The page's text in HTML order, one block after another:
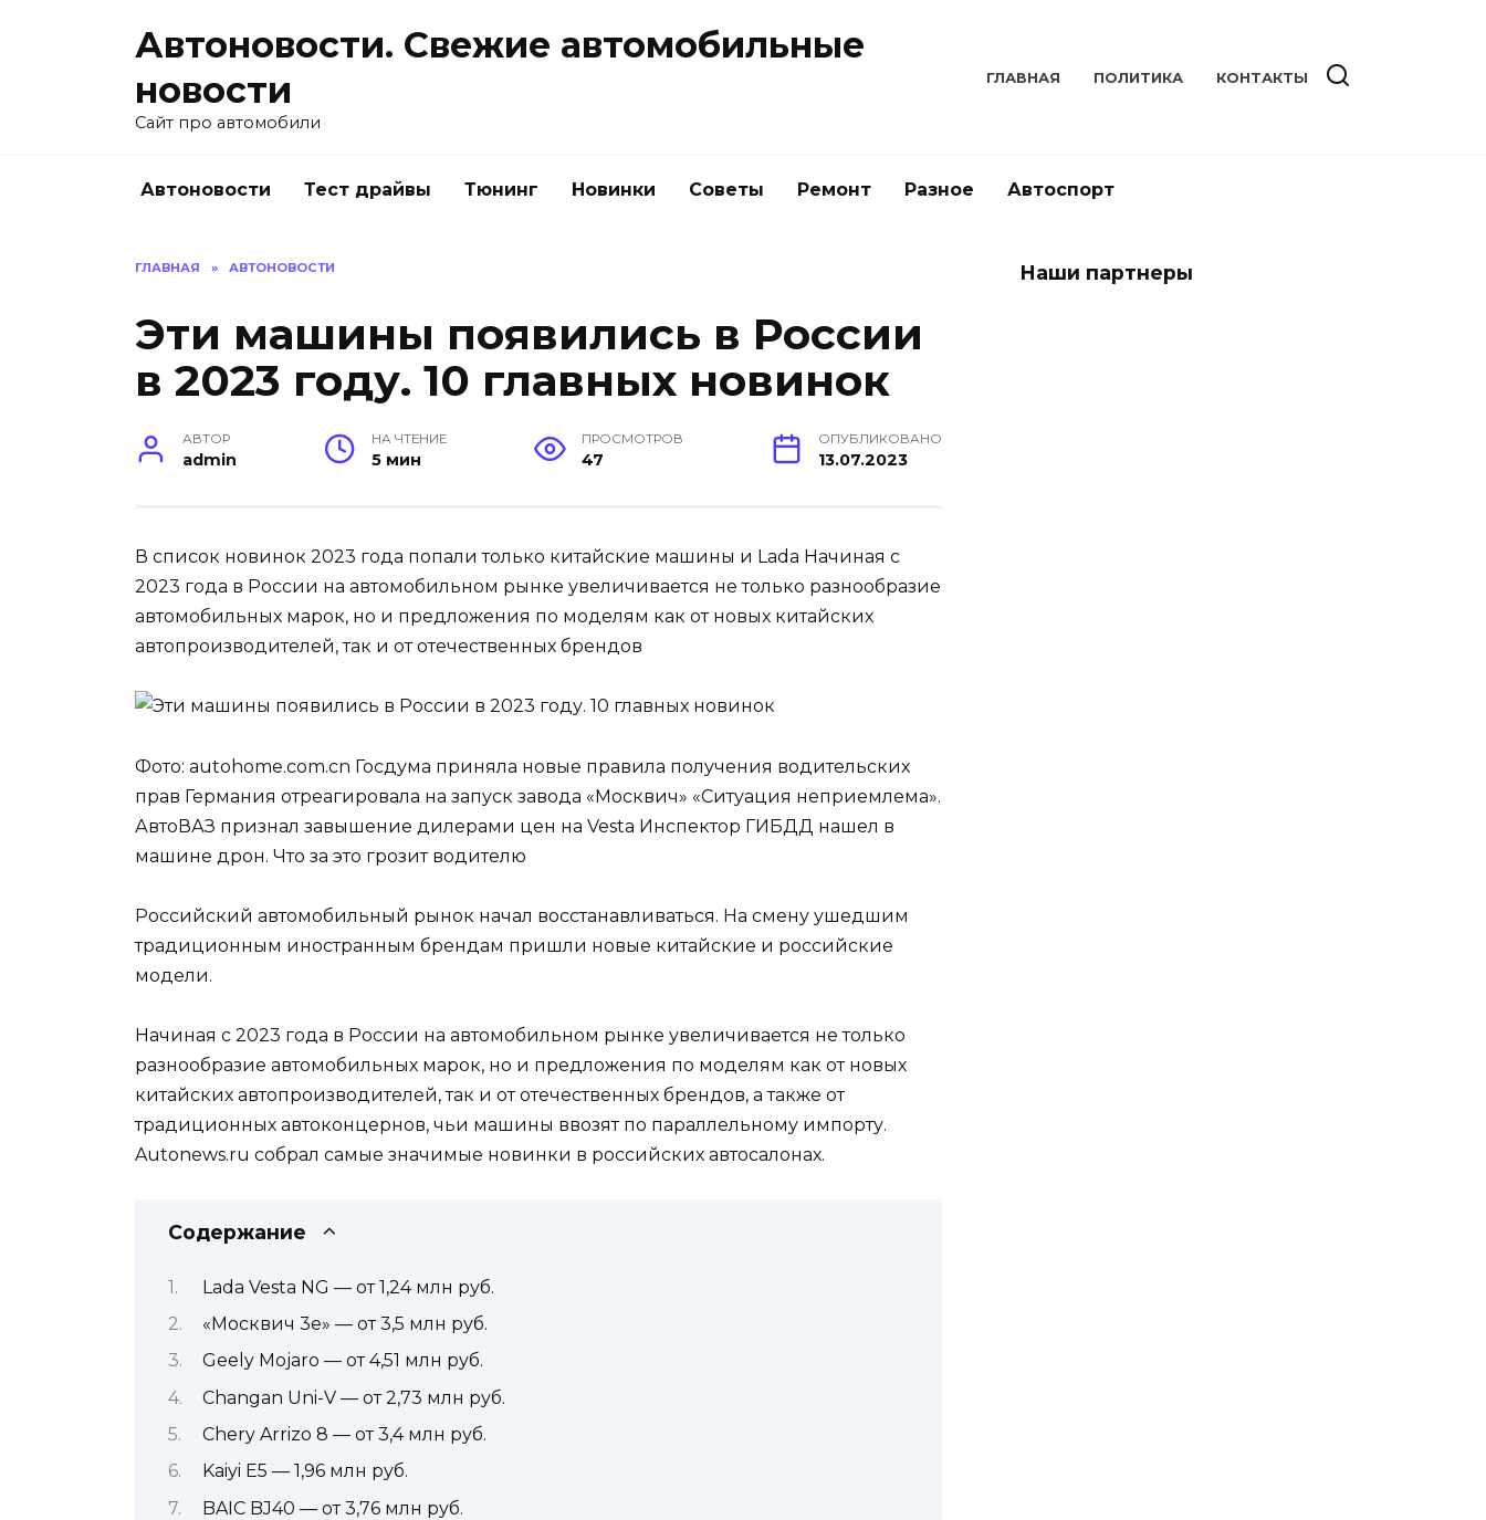
Автоновости. Свежие автомобильные
новости
Сайт про автомобили
ГЛАВНАЯ ПОЛИТИКА КОНТАКТЫ
Автоновости Тест драйвы Тюнинг Новинки Советы Ремонт Разное Автоспорт
ГЛАВНАЯ » АВТОНОВОСТИ
Эти машины появились в России
в 2023 году. 10 главных новинок
АВТОР
admin
НА ЧТЕНИЕ
5 мин
ПРОСМОТРОВ
47
ОПУБЛИКОВАНО
13.07.2023
В список новинок 2023 года попали только китайские машины и Lada Начиная с
2023 года в России на автомобильном рынке увеличивается не только разнообразие
автомобильных марок, но и предложения по моделям как от новых китайских
автопроизводителей, так и от отечественных брендов
Фото: autohome.com.cn Госдума приняла новые правила получения водительских
прав Германия отреагировала на запуск завода «Москвич» «Ситуация неприемлема».
АвтоВАЗ признал завышение дилерами цен на Vesta Инспектор ГИБДД нашел в
машине дрон. Что за это грозит водителю
Российский автомобильный рынок начал восстанавливаться. На смену ушедшим
традиционным иностранным брендам пришли новые китайские и российские
модели.
Начиная с 2023 года в России на автомобильном рынке увеличивается не только
разнообразие автомобильных марок, но и предложения по моделям как от новых
китайских автопроизводителей, так и от отечественных брендов, а также от
традиционных автоконцернов, чьи машины ввозят по параллельному импорту.
Autonews.ru собрал самые значимые новинки в российских автосалонах.
Содержание
Lada Vesta NG — от 1,24 млн руб.
«Москвич 3е» — от 3,5 млн руб.
Geely Mojaro — от 4,51 млн руб.
Changan Uni-V — от 2,73 млн руб.
Chery Arrizo 8 — от 3,4 млн руб.
Kaiyi E5 — 1,96 млн руб.
BAIC BJ40 — от 3,76 млн руб.
Наши партнеры